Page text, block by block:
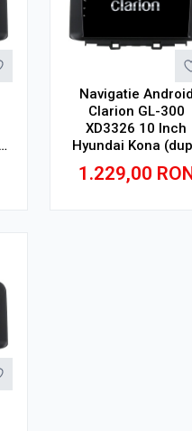
Navigatie Android
Clarion GL-300
XD3326 10 Inch
Hyundai Kona
2017), 4 GB, 64
IPS
1.229,00